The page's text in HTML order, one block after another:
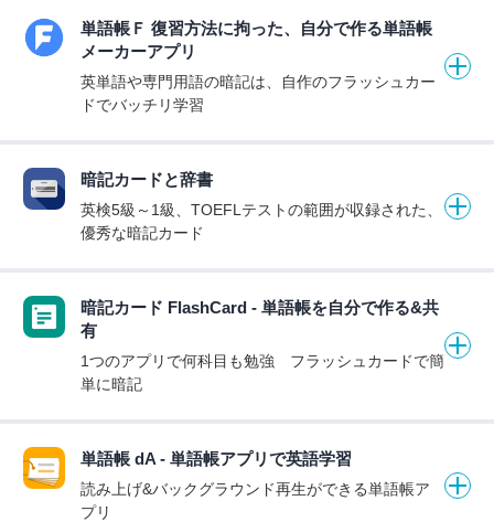
単語帳Ｆ 復習方法に拘った、自分で作る単語帳
メーカーアプリ
英単語や専門用語の暗記は、自作のフラッシュカー
ドでバッチリ学習
暗記カードと辞書
英検5級～1級、TOEFLテストの範囲が収録された、
優秀な暗記カード
暗記カード FlashCard - 単語帳を自分で作る&共
有
1つのアプリで何科目も勉強 フラッシュカードで簡
単に暗記
単語帳 dA - 単語帳アプリで英語学習
読み上げ&バックグラウンド再生ができる単語帳ア
プリ